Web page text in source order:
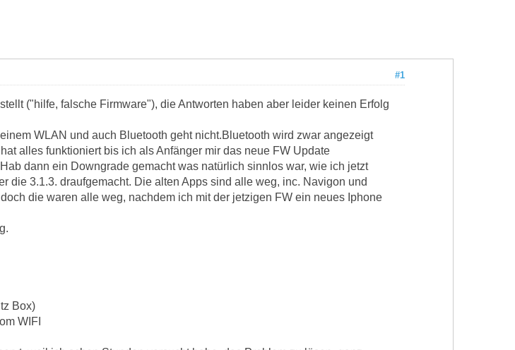
#1
("hilfe, falsche Firmware"), die Antworten haben aber leider keinen Erfolg
WLAN und auch Bluetooth geht nicht.Bluetooth wird zwar angezeigt
alles funktioniert bis ich als Anfänger mir das neue FW Update
dann ein Downgrade gemacht was natürlich sinnlos war, wie ich jetzt
die 3.1.3. draufgemacht. Die alten Apps sind alle weg, inc. Navigon und
die waren alle weg, nachdem ich mit der jetzigen FW ein neues Iphone
Box)
WIFI